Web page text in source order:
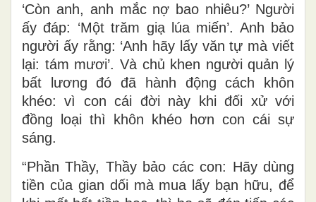
‘Còn anh, anh mắc nợ bao nhiêu?’ Người
ấy đáp: ‘Một trăm giạ lúa miến’. Anh bảo
người ấy rằng: ‘Anh hãy lấy văn tự mà viết
lại: tám mươi’. Và chủ khen người quản lý
bất lương đó đã hành động cách khôn
khéo: vì con cái đời này khi đối xử với
đồng loại thì khôn khéo hơn con cái sự
sáng.
“Phần Thầy, Thầy bảo các con: Hãy dùng
tiền của gian dối mà mua lấy bạn hữu, để